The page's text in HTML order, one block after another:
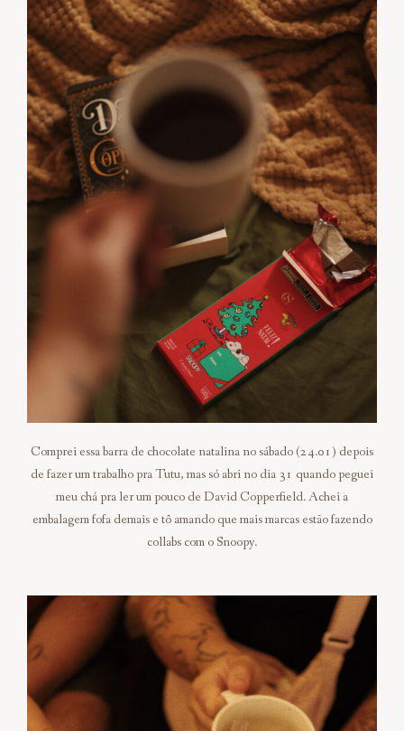
Comprei essa barra de chocolate natalina no sábado (24.01) depois
de fazer um trabalho pra Tutu, mas só abri no dia 31 quando peguei
meu chá pra ler um pouco de David Copperfield. Achei a
embalagem fofa demais e tô amando que mais marcas estão fazendo
collabs com o Snoopy.